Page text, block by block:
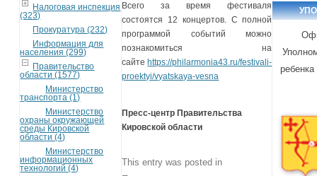
Налоговая инспекция
(323)
Прокуратура (232)
Информация для
населения (299)
Правительство
области (1577)
Министерство
транспорта (1)
Министерство
охраны окружающей
среды Кировской
области (4)
Министерство
информационных
технологий (4)
Всего за время фестиваля
состоятся 12 концертов. С полной
программой событий можно
познакомиться на
сайте https://philarmonia43.ru/festivali-
proektyi/vyatskaya-vesna
Пресс-центр Правительства
Кировской области
This entry was posted in